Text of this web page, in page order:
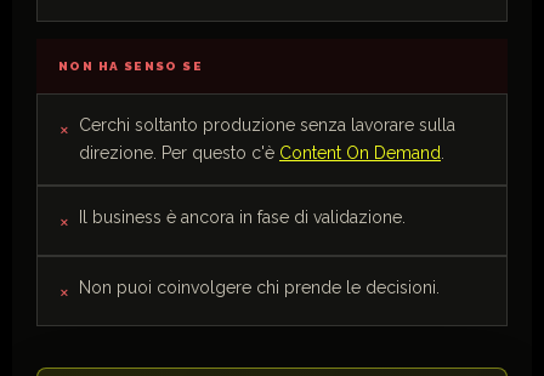
NON HA SENSO SE
Cerchi soltanto produzione senza lavorare sulla
direzione. Per questo c'è Content On Demand
Il business è ancora in fase di validazione.
Non puoi coinvolgere chi prende le decisioni.